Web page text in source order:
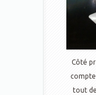
Côté
tout